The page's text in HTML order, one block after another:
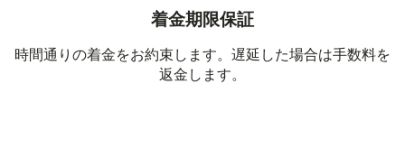
着金期限保証
時間通りの着金をお約束します。遅延した場合は手数料を
返金します。